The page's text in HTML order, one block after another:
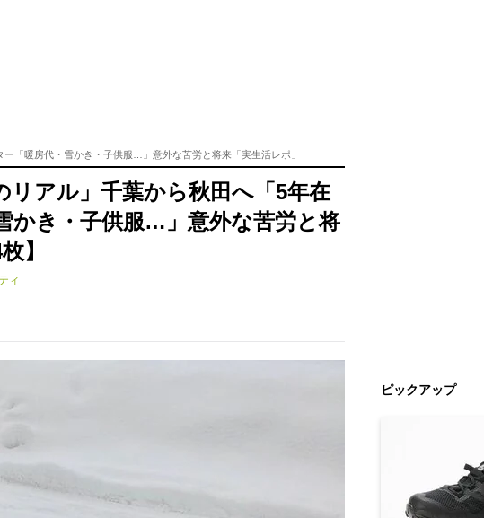
「暖房代・雪かき・子供服…」意外な苦労と将来「実生活レポ」
リアル」千葉から秋田へ「5年在
かき・子供服…」意外な苦労と将
】
ィ
ピックアップ